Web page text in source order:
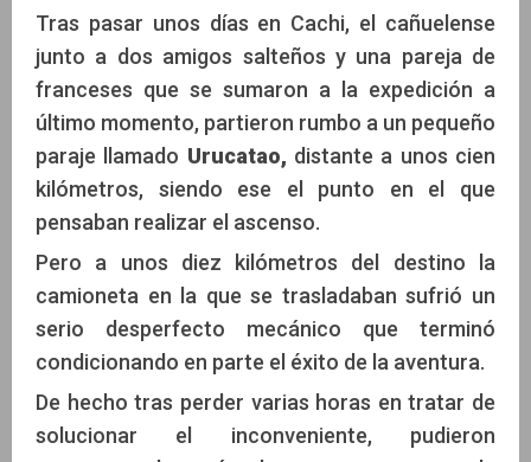
Tras pasar unos días en Cachi, el cañuelense
junto a dos amigos salteños y una pareja de
franceses que se sumaron a la expedición a
último momento, partieron rumbo a un pequeño
paraje llamado Urucatao, distante a unos cien
kilómetros, siendo ese el punto en el que
pensaban realizar el ascenso.
Pero a unos diez kilómetros del destino la
camioneta en la que se trasladaban sufrió un
serio desperfecto mecánico que terminó
condicionando en parte el éxito de la aventura.
De hecho tras perder varias horas en tratar de
solucionar el inconveniente, pudieron